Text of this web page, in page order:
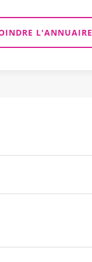
L'ANNUAIRE